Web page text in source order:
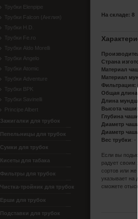
На складе: 8
Страна
Материал
Материал
Фильтрация:
Общая длина
Длина
Высота чаши:
Глубина чаши:
Диаметр
Диаметр
Вес трубки: -
Если вы
радует своим
сортов или
указывает на
сможете
Трубки Elenpipe
Трубки Falcon (Англия)
Трубки H.D.
Трубки Fe.ro
Трубки Aldo Morelli
Трубки Angelo
Трубки Atomic
Трубки Adventure
Трубки BPK
Трубки Savinelli
Principe Albert
Зажигалки для трубок
Пепельницы для трубок
Сумки для трубок
Кисеты для табака
Фильтры для трубок
Чистка-тройник для трубок
Ерши для трубок
Подставки для трубок